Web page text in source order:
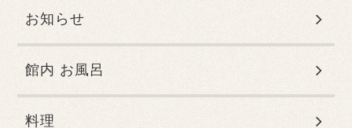
お知らせ
館内 お風呂
料理